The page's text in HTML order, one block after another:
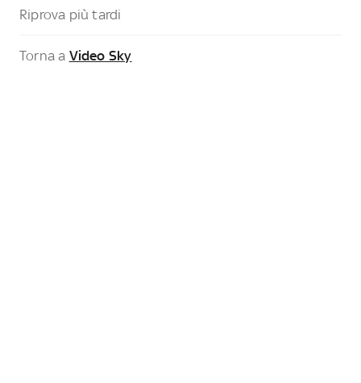
Riprova più tardi
Torna a Video Sky